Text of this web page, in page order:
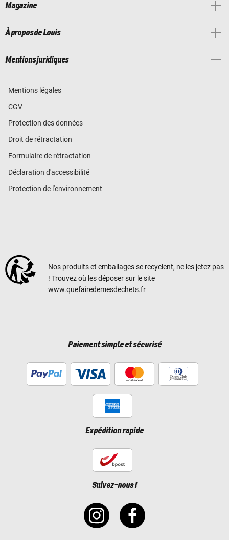
Magazine
À propos de Louis
Mentions juridiques
Mentions légales
CGV
Protection des données
Droit de rétractation
Formulaire de rétractation
Déclaration d'accessibilité
Protection de l'environnement
Nos produits et emballages se recyclent, ne les jetez pas
! Trouvez où les déposer sur le site
www.quefairedemesdechets.fr
Paiement simple et sécurisé
Expédition rapide
Suivez-nous !